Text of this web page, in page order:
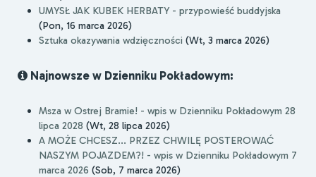
UMYSŁ JAK KUBEK HERBATY - przypowieść buddyjska
(Pon, 16 marca 2026)
Sztuka okazywania wdzięczności (Wt, 3 marca 2026)
Najnowsze w Dzienniku Pokładowym:
Msza w Ostrej Bramie! - wpis w Dzienniku Pokładowym 28
lipca 2028 (Wt, 28 lipca 2026)
A MOŻE CHCESZ... PRZEZ CHWILĘ POSTEROWAĆ
NASZYM POJAZDEM?! - wpis w Dzienniku Pokładowym 7
marca 2026 (Sob, 7 marca 2026)